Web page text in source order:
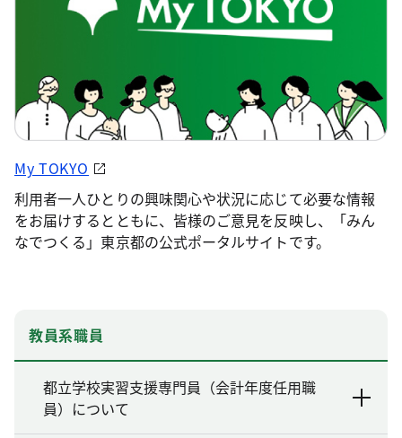
My TOKYO
利用者一人ひとりの興味関心や状況に応じて必要な情報
をお届けするとともに、皆様のご意見を反映し、「みん
なでつくる」東京都の公式ポータルサイトです。
教員系職員
都立学校実習支援専門員（会計年度任用職
員）について